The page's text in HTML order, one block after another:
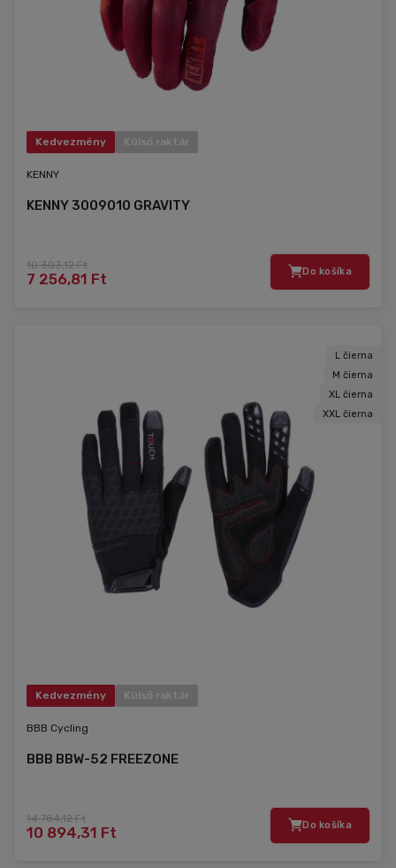
Kedvezmény Külső raktár
KENNY
KENNY 3009010 GRAVITY
10 303,12 Ft
7 256,81 Ft Do košíka
L čierna
M čierna
XL čierna
XXL čierna
Kedvezmény Külső raktár
BBB Cycling
BBB BBW-52 FREEZONE
14 784,12 Ft
10 894,31 Ft Do košíka